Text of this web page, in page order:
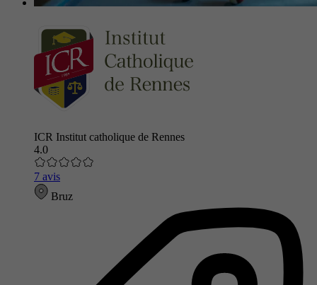
ICR Institut catholique de Rennes
4.0
7 avis
Bruz